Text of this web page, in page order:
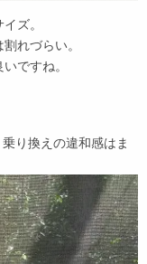
ズ。
れづらい。
ですね。
り換えの違和感はま